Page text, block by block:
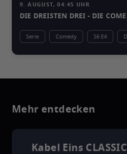
9. AUGUST, 04:45 UHR
DIE DREISTEN DREI - DIE
Serie Comedy S6 E4
Mehr entdecken
Kabel Eins